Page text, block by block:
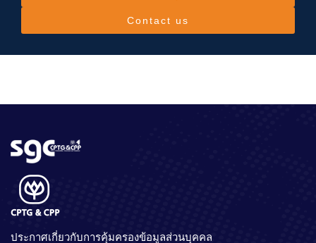
Contact us
ประกาศเกี่ยวกับการคุ้มครองข้อมูลส่วนบุคคล